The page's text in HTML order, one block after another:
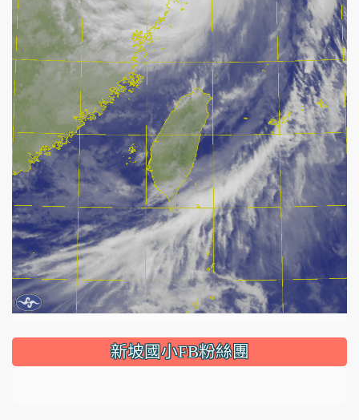
::: 新坡國小FB粉絲團